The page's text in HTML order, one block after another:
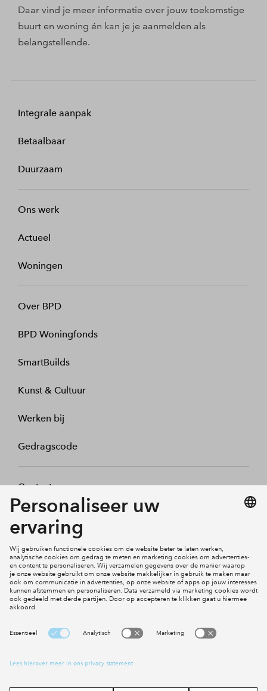
Daar vind je meer informatie over jouw toekomstige
buurt en woning én kan je je aanmelden als
belangstellende.
Integrale aanpak
Betaalbaar
Duurzaam
Ons werk
Actueel
Woningen
Over BPD
BPD Woningfonds
SmartBuilds
Kunst & Cultuur
Werken bij
Gedragscode
Contact
Mijn profiel
Social Media
Cookies